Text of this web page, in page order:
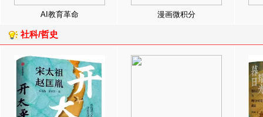
AI教育革命 漫画微积分
社科/哲史